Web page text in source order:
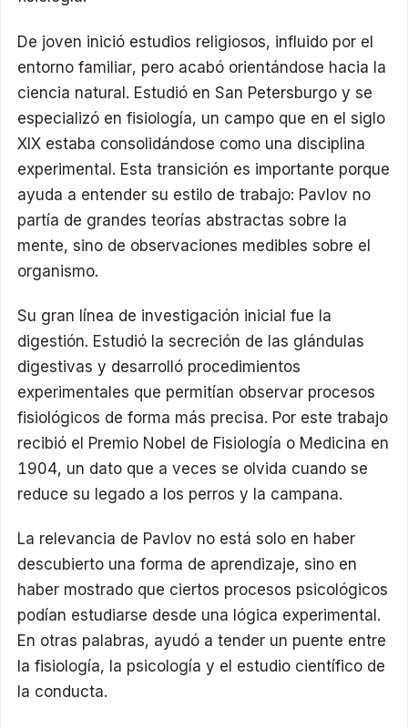
De joven inició estudios religiosos, influido por el
entorno familiar, pero acabó orientándose hacia la
ciencia natural. Estudió en San Petersburgo y se
especializó en fisiología, un campo que en el siglo
XIX estaba consolidándose como una disciplina
experimental. Esta transición es importante porque
ayuda a entender su estilo de trabajo: Pavlov no
partía de grandes teorías abstractas sobre la
mente, sino de observaciones medibles sobre el
organismo.
Su gran línea de investigación inicial fue la
digestión. Estudió la secreción de las glándulas
digestivas y desarrolló procedimientos
experimentales que permitían observar procesos
fisiológicos de forma más precisa. Por este trabajo
recibió el Premio Nobel de Fisiología o Medicina en
1904, un dato que a veces se olvida cuando se
reduce su legado a los perros y la campana.
La relevancia de Pavlov no está solo en haber
descubierto una forma de aprendizaje, sino en
haber mostrado que ciertos procesos psicológicos
podían estudiarse desde una lógica experimental.
En otras palabras, ayudó a tender un puente entre
la fisiología, la psicología y el estudio científico de
la conducta.